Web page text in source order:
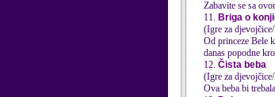
Zabavite se sa
11. Briga o
(Igre za
Od princeze Bele
danas popodne
12. Čista beba
(Igre za
Ova beba bi